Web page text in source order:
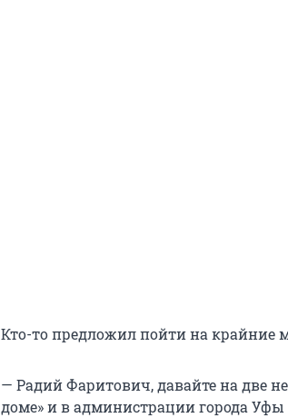
Кто-то предложил пойти на крайние
— Радий Фаритович, давайте на две
доме» и в администрации города Уфы